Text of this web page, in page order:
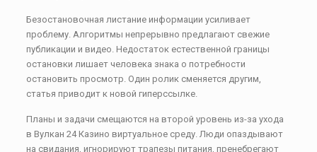
Безостановочная листание информации усиливает
проблему. Алгоритмы непрерывно предлагают свежие
публикации и видео. Недостаток естественной границы
остановки лишает человека знака о потребности
остановить просмотр. Один ролик сменяется другим,
статья приводит к новой гиперссылке.
Планы и задачи смещаются на второй уровень из-за ухода
в Вулкан 24 Казино виртуальное среду. Люди опаздывают
на свидания, игнорируют трапезы питания, пренебрегают